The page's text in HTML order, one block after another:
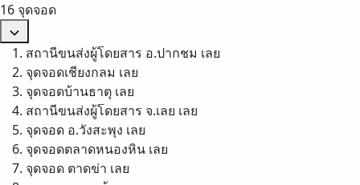
16 จุดจอด
สถานีขนส่งผู้โดยสาร อ.ปากชม เลย
จุดจอดเชียงกลม เลย
จุดจอดบ้านธาตุ เลย
สถานีขนส่งผู้โดยสาร จ.เลย เลย
จุดจอด อ.วังสะพุง เลย
จุดจอดตลาดหนองหิน เลย
จุดจอด ตาดข่า เลย